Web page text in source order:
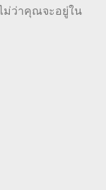
ไม่ว่าคุณจะอยู่ใน